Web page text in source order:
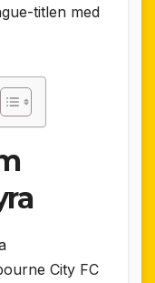
titlen med
City FC